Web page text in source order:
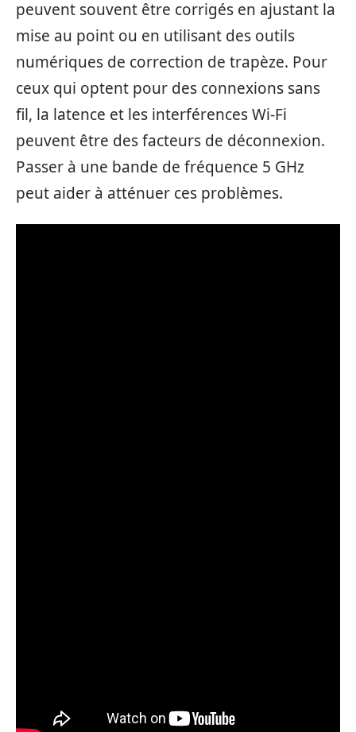
peuvent souvent être corrigés en ajustant la
mise au point ou en utilisant des outils
numériques de correction de trapèze. Pour
ceux qui optent pour des connexions sans
fil, la latence et les interférences Wi-Fi
peuvent être des facteurs de déconnexion.
Passer à une bande de fréquence 5 GHz
peut aider à atténuer ces problèmes.